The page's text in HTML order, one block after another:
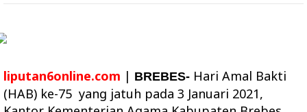
liputan6online.com | BREBES- Hari Amal Bakti
(HAB) ke-75 yang jatuh pada 3 Januari 2021,